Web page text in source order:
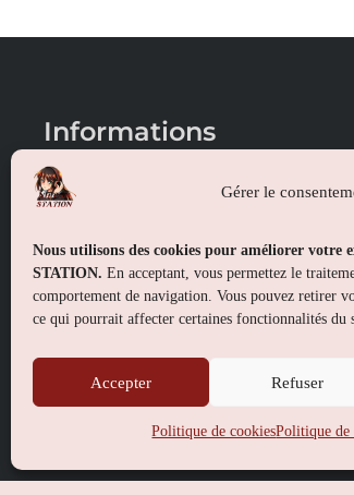
Gérer le
Nous utilisons des cookies pour améliorer votre
STATION. En acceptant, vous permettez le
comportement de navigation. Vous pouvez retirer
ce qui pourrait affecter certaines fonctionnalités du
Accepter Refuser
Politique de cookiesPolitique
Informations
Conditions générales de vente
Politique de confidentialité
Politique de cookies (UE)